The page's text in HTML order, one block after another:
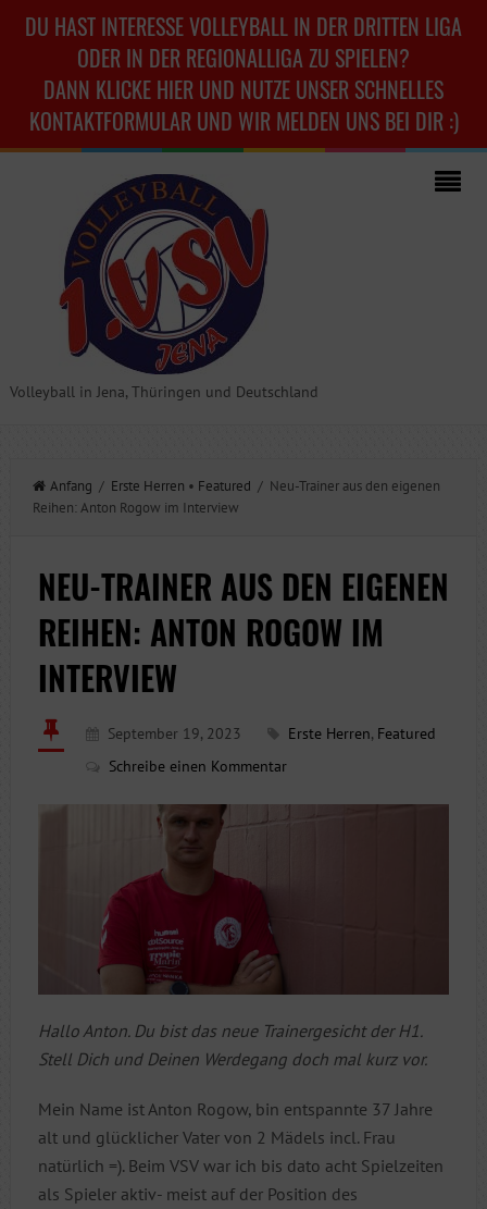
DU HAST INTERESSE VOLLEYBALL IN DER DRITTEN LIGA
ODER IN DER REGIONALLIGA ZU SPIELEN?
DANN KLICKE HIER UND NUTZE UNSER SCHNELLES
KONTAKTFORMULAR UND WIR MELDEN UNS BEI DIR :)
Volleyball in Jena, Thüringen und Deutschland
Anfang / Erste Herren • Featured / Neu-Trainer aus den eigenen
Reihen: Anton Rogow im Interview
NEU-TRAINER AUS DEN EIGENEN
REIHEN: ANTON ROGOW IM
INTERVIEW
September 19, 2023 Erste Herren, Featured
Schreibe einen Kommentar
Hallo Anton. Du bist das neue Trainergesicht der H1.
Stell Dich und Deinen Werdegang doch mal kurz vor.
Mein Name ist Anton Rogow, bin entspannte 37 Jahre
alt und glücklicher Vater von 2 Mädels incl. Frau
natürlich =). Beim VSV war ich bis dato acht Spielzeiten
als Spieler aktiv- meist auf der Position des